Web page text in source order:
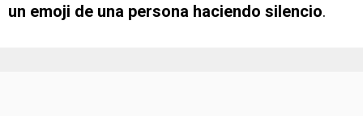
un emoji de una persona haciendo silencio.